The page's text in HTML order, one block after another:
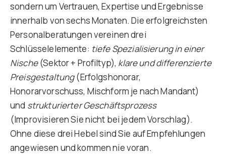
sondern um Vertrauen, Expertise und Ergebnisse
innerhalb von sechs Monaten. Die erfolgreichsten
Personalberatungen vereinen drei
Schlüsselelemente: tiefe Spezialisierung in einer
Nische(Sektor + Profiltyp), klare und differenzierte
Preisgestaltung(Erfolgshonorar,
Honorarvorschuss, Mischform je nach Mandant)
und strukturierter Geschäftsprozess
(Improvisieren Sie nicht bei jedem Vorschlag).
Ohne diese drei Hebel sind Sie auf Empfehlungen
angewiesen und kommen nie voran.